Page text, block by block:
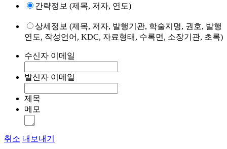
간략정보 (제목, 저자, 연도)
상세정보 (제목, 저자, 발행기관, 학술지명, 권호, 발행
연도, 작성언어, KDC, 자료형태, 수록면, 소장기관, 초록)
수신자 이메일
발신자 이메일
제목
메모
취소 내보내기